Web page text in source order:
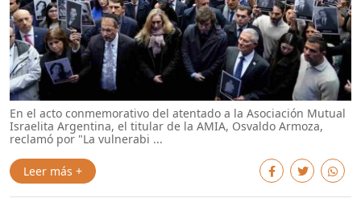
En el acto conmemorativo del atentado a la Asociación Mutual
Israelita Argentina, el titular de la AMIA, Osvaldo Armoza,
reclamó por "La vulnerabi ...
Leer más +